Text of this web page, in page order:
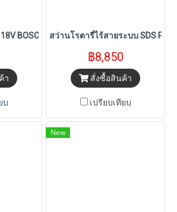
BOSCH รุ่น GWS 18V-8 (แบต 4.0Ahx2 ก้อน)
า
บ
สว่านโรตารี่ไร้สายระบบ SDS
฿8,850
สั่งซื้อสินค้า
เปรียบเทียบ
New